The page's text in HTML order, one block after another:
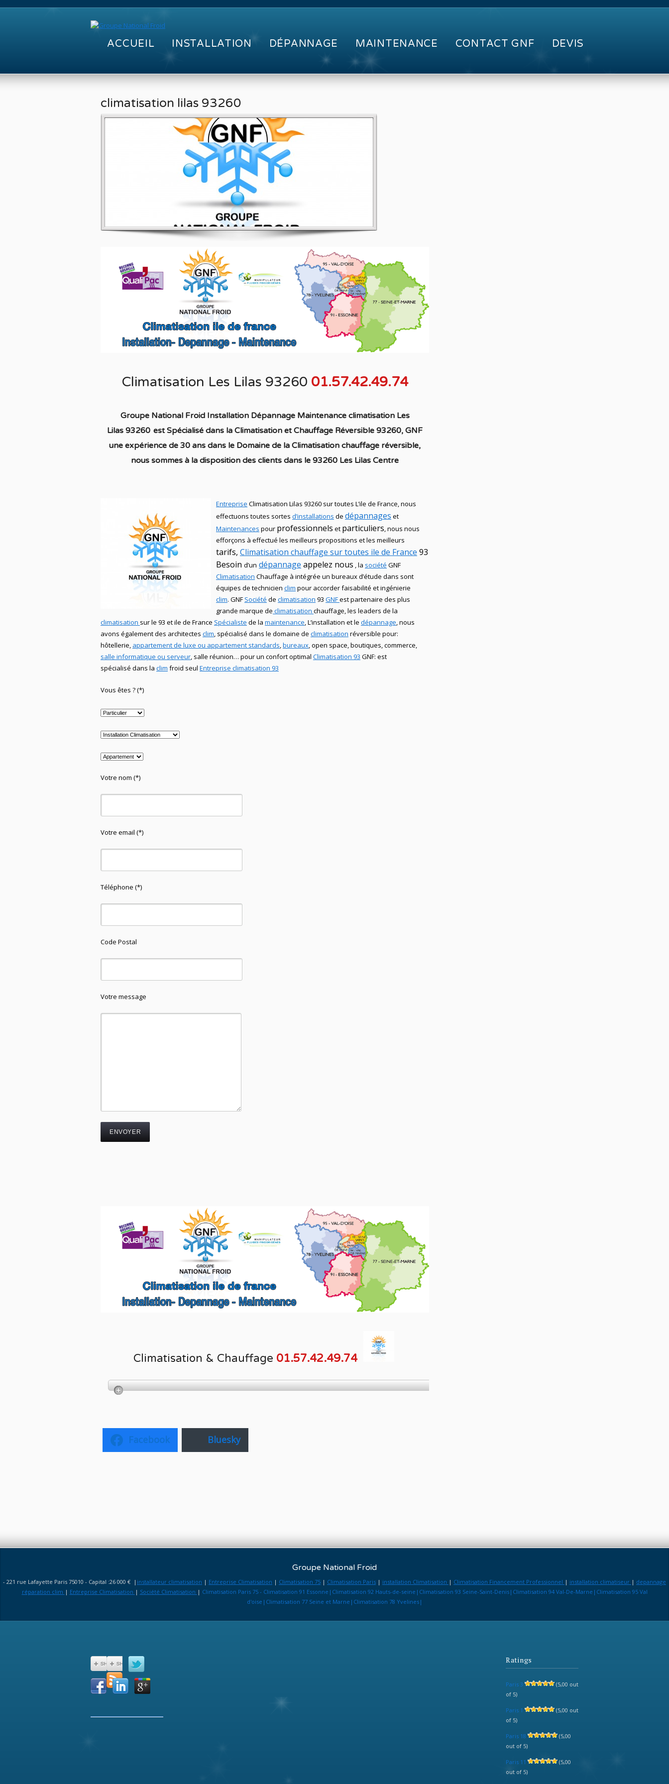
ACCUEIL INSTALLATION DÉPANNAGE MAINTENANCE CONTACT GNF DEVIS
climatisation lilas 93260
Climatisation Les Lilas 93260 01.57.42.49.74
Groupe National Froid Installation Dépannage Maintenance climatisation Les
Lilas 93260 est Spécialisé dans la Climatisation et Chauffage Réversible 93260, GNF
une expérience de 30 ans dans le Domaine de la Climatisation chauffage réversible,
nous sommes à la disposition des clients dans le 93260 Les Lilas Centre
Entreprise Climatisation Lilas 93260 sur toutes L’ile de France, nous
effectuons toutes sortes d’installations de dépannages et
Maintenances pour professionnels et particuliers, nous nous
efforçons à effectué les meilleurs propositions et les meilleurs
tarifs, Climatisation chauffage sur toutes ile de France 93
Besoin d’un dépannage appelez nous , la société GNF
Climatisation Chauffage à intégrée un bureaux d’étude dans sont
équipes de technicien clim pour accorder faisabilité et ingénierie
clim. GNF Société de climatisation 93 GNFest partenaire des plus
grande marque de climatisation chauffage, les leaders de la
climatisation sur le 93 et ile de France Spécialiste de la maintenance, L’installation et le dépannage, nous
avons également des architectes clim, spécialisé dans le domaine de climatisation réversible pour:
hôtellerie, appartement de luxe ou appartement standards,bureaux, open space, boutiques, commerce,
salle informatique ou serveur, salle réunion… pour un confort optimal Climatisation 93 GNF: est
spécialisé dans la clim froid seul Entreprise climatisation 93
Vous êtes ? (*)
Votre nom (*)
Votre email (*)
Téléphone (*)
Code Postal
Votre message
Climatisation & Chauffage 01.57.42.49.74
Facebook Bluesky
Groupe National Froid
- 221 rue Lafayette Paris 75010 - Capital :26 000 € | installateur climatisation | Entreprise Climatisation | Climatisation 75 | Climatisation Paris | installation Climatisation | Climatisation Financement Professionnel | installation climatiseur | depannage
réparation clim | Entreprise Climatisation | Société Climatisation | Climatisation Paris 75 - Climatisation 91 Essonne|Climatisation 92 Hauts-de-seine|Climatisation 93 Seine-Saint-Denis|Climatisation 94 Val-De-Marne|Climatisation 95 Val
d'oise|Climatisation 77 Seine et Marne|Climatisation 78 Yvelines|
Ratings
Paris 3
(5,00 out
of 5)
Paris 1
(5,00 out
of 5)
Paris 18
(5,00
out of 5)
Paris 11
(5,00
out of 5)